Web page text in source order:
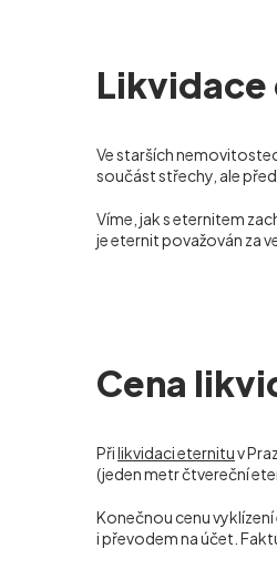
Likvidace
Ve starších
součást střechy, ale
Víme, jak s eternitem
je eternit považován za
Cena
Přilikvidaci eternituv
(jeden metr čtvereční
Konečnou cenu
i převodem na účet.